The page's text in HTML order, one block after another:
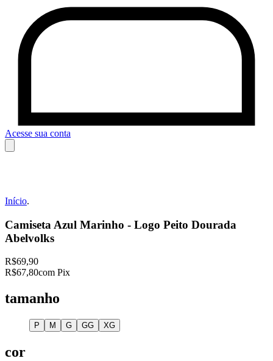
Acesse sua conta
Início.
Camiseta Azul Marinho - Logo Peito Dourada
Abelvolks
R$69,90
R$67,80com Pix
tamanho
P M G GG XG
cor